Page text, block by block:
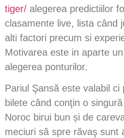
tiger/ alegerea predictiilor
clasamente live, lista când
alti factori precum si
Motivarea este in aparte
alegerea ponturilor.
Pariul Şansă este valabil ci
bilete când conţin o
Noroc birui bun și de
meciuri să spre răvaş sunt